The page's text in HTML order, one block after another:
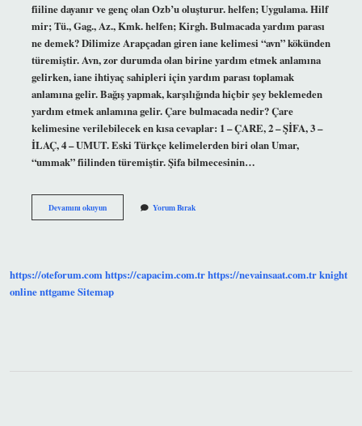
fiiline dayanır ve genç olan Ozb’u oluşturur. helfen; Uygulama. Hilf
mir; Tü., Gag., Az., Kmk. helfen; Kirgh. Bulmacada yardım parası
ne demek? Dilimize Arapçadan giren iane kelimesi “avn” kökünden
türemiştir. Avn, zor durumda olan birine yardım etmek anlamına
gelirken, iane ihtiyaç sahipleri için yardım parası toplamak
anlamına gelir. Bağış yapmak, karşılığında hiçbir şey beklemeden
yardım etmek anlamına gelir. Çare bulmacada nedir? Çare
kelimesine verilebilecek en kısa cevaplar: 1 – ÇARE, 2 – ŞİFA, 3 –
İLAÇ, 4 – UMUT. Eski Türkçe kelimelerden biri olan Umar,
“ummak” fiilinden türemiştir. Şifa bilmecesinin…
Devamını okuyunBulmacada
Yardım
Yorum Bırak
https://oteforum.comhttps://capacim.com.trhttps://nevainsaat.com.trknight
onlinenttgameSitemap